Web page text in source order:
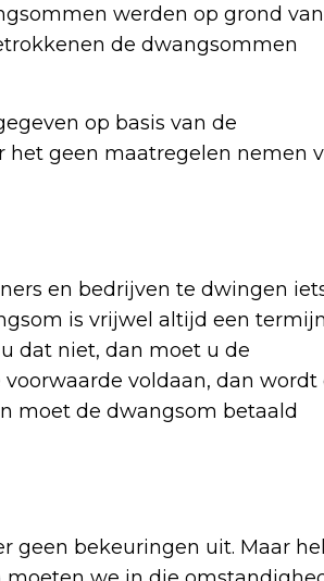
werden op grond
de dwangsommen
op basis van de
het geen maatregelen nemen
en bedrijven te dwingen
is vrijwel altijd een termijn
dat niet, dan moet u de
voldaan, dan wordt
moet de dwangsom betaald
geen bekeuringen uit. Maar